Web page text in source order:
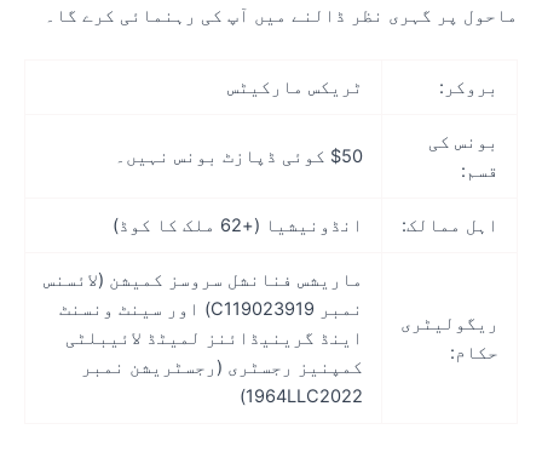
پر گہری نظر ڈالنے میں آپ کی رہنمائی کرے گا۔
بروکر: ٹریکس مارکیٹس
بونس کی
قسم:
$50 کوئی ڈپازٹ بونس نہیں۔
اہل ممالک: انڈونیشیا (+62 ملک کا کوڈ)
ریگولیٹری
حکام:
ماریشس فنانشل سروسز کمیشن (لائسنس
نمبر C119023919) اور سینٹ ونسنٹ
اینڈ گرینیڈائنز لمیٹڈ لائیبلٹی
کمپنیز رجسٹری (رجسٹریشن نمبر
1964LLC2022)